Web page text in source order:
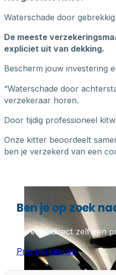
Waterschade door
De meeste
expliciet uit van dekking.
Bescherm jouw investering
“Waterschade door
verzekeraar horen.
Door tijdig professioneel
Onze kitter beoordeelt
ben je verzekerd van een
Ben je op zoek
Bereken direct zelf een
Prijs berekenen